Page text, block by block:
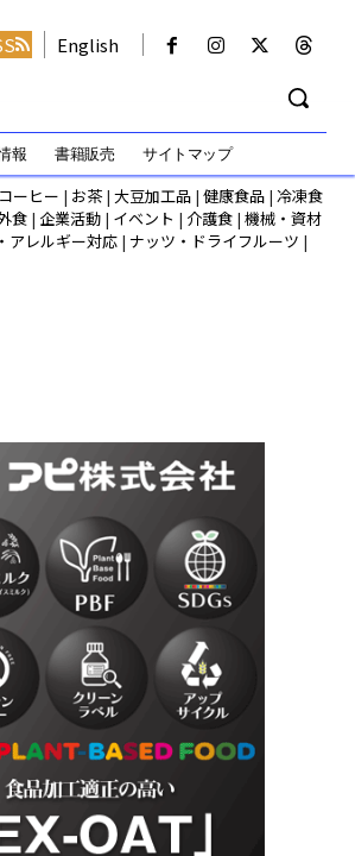
English
報 書籍販売 サイトマップ
コーヒー | お茶 | 大豆加工品 | 健康食品 | 冷凍食
食 | 企業活動 | イベント | 介護食 | 機械・資材
アレルギー対応 | ナッツ・ドライフルーツ |